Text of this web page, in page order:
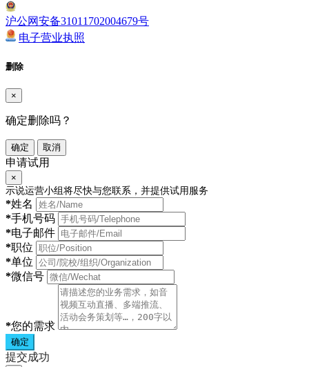
沪公网安备31011702004679号
电子营业执照
删除
×
确定删除吗？
确定 取消
申请试用
×
示说运营小组将尽快与您联系，并提供试用服务
*姓名
*手机号码
*电子邮件
*职位
*单位
*微信号
*您的需求
确定
提交成功